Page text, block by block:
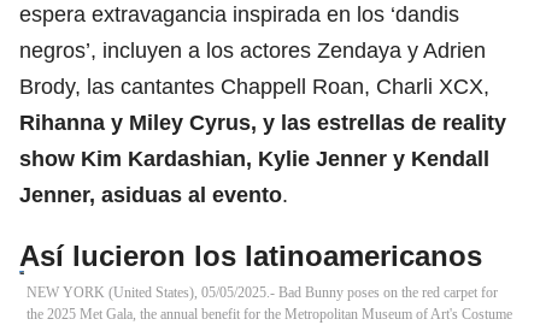
espera extravagancia inspirada en los ‘dandis
negros’, incluyen a los actores Zendaya y Adrien
Brody, las cantantes Chappell Roan, Charli XCX,
Rihanna y Miley Cyrus, y las estrellas de reality
show Kim Kardashian, Kylie Jenner y Kendall
Jenner, asiduas al evento.
Así lucieron los latinoamericanos
NEW YORK (United States), 05/05/2025.- Bad Bunny poses on the red carpet for
the 2025 Met Gala, the annual benefit for the Metropolitan Museum of Art's Costume